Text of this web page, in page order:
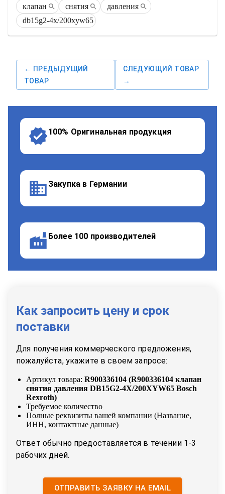
клапан снятия
давления
db15g2-4x/200xyw65
← ПРЕДЫДУЩИЙ
ТОВАР
СЛЕДУЮЩИЙ ТОВАР
→
100% Оригинальная продукция
Закупка в Германии
Более 100 производителей
Как запросить цену и срок
поставки
Для получения коммерческого предложения,
пожалуйста, укажите в своем запросе:
Артикул товара: R900336104 (R900336104 клапан
снятия давления DB15G2-4X/200XYW65 Bosch
Rexroth)
Требуемое количество
Полные реквизиты вашей компании (Название,
ИНН, контактные данные)
Ответ обычно предоставляется в течении 1-3
рабочих дней.
ОТПРАВИТЬ ЗАЯВКУ НА EMAIL